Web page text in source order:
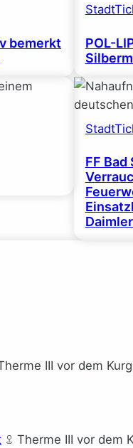
bemerkt
POL-
FF
III vor dem
Therme III vor dem